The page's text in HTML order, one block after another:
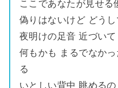
ここであなたが見せる
偽りはないけど どう
夜明けの足音 近づいて
何もかも まるでなか
る
いとしい背中 眺めるの